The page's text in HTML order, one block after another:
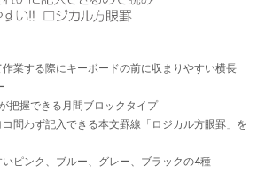
業する際にキーボードの前に収まりやすい横長
把握できる月間ブロックタイプ
コ問わず記入できる本文罫線「ロジカル方眼罫」を
ピンク、ブルー、グレー、ブラックの4種